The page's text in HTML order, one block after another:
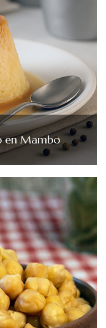
en Mambo